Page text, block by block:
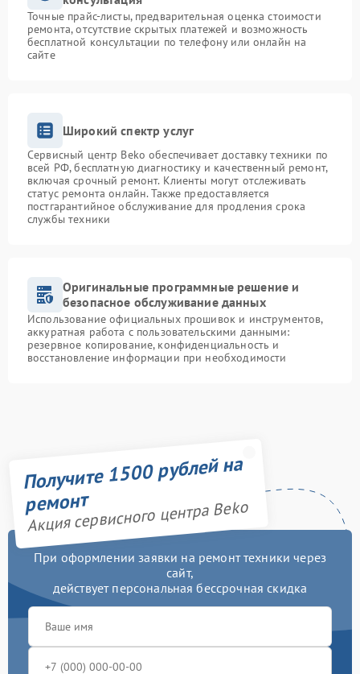
Точные прайс-листы, предварительная оценка стоимости
ремонта, отсутствие скрытых платежей и возможность
бесплатной консультации по телефону или онлайн на
сайте
Широкий спектр услуг
Сервисный центр Beko обеспечивает доставку техники по
всей РФ, бесплатную диагностику и качественный ремонт,
включая срочный ремонт. Клиенты могут отслеживать
статус ремонта онлайн. Также предоставляется
постгарантийное обслуживание для продления срока
службы техники
Оригинальные программные решение и
безопасное обслуживание данных
Использование официальных прошивок и инструментов,
аккуратная работа с пользовательскими данными:
резервное копирование, конфиденциальность и
восстановление информации при необходимости
Получите 1500 рублей на
ремонт
Акция сервисного центра Beko
При оформлении заявки на ремонт техники через
сайт,
действует персональная бессрочная скидка